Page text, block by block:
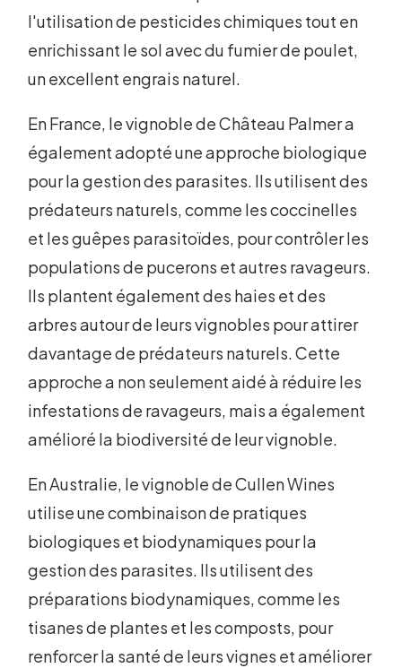
l'utilisation de pesticides chimiques tout en
enrichissant le sol avec du fumier de poulet,
un excellent engrais naturel.
En France, le vignoble de Château Palmer a
également adopté une approche biologique
pour la gestion des parasites. Ils utilisent des
prédateurs naturels, comme les coccinelles
et les guêpes parasitoïdes, pour contrôler les
populations de pucerons et autres ravageurs.
Ils plantent également des haies et des
arbres autour de leurs vignobles pour attirer
davantage de prédateurs naturels. Cette
approche a non seulement aidé à réduire les
infestations de ravageurs, mais a également
amélioré la biodiversité de leur vignoble.
En Australie, le vignoble de Cullen Wines
utilise une combinaison de pratiques
biologiques et biodynamiques pour la
gestion des parasites. Ils utilisent des
préparations biodynamiques, comme les
tisanes de plantes et les composts, pour
renforcer la santé de leurs vignes et améliorer